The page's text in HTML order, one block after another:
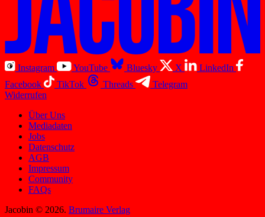
Instagram YouTube Bluesky X
LinkedIn
Facebook
TikTok Threads
Telegram
Widerrufen
Über Uns
Mediadaten
Jobs
Datenschutz
AGB
Impressum
Community
FAQs
Jacobin © 2026. Brumaire Verlag